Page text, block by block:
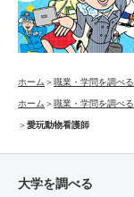
ホーム ＞職業・学問を調べる
ホーム ＞職業・学問を調べる
＞愛玩動物看護師
大学を調べる